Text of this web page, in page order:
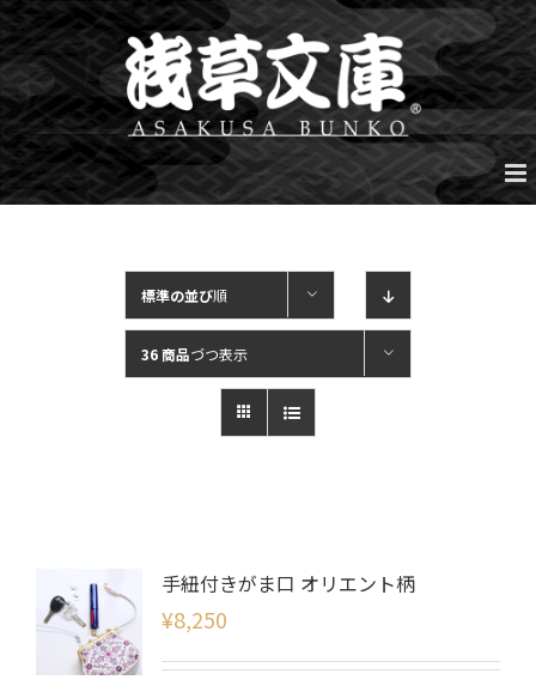
Skip
to
content
標準の並び順
36 商品づつ表示
手紐付きがま口 オリエント柄
¥8,250